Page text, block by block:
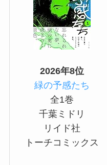
2026年8位
緑の予感たち
全1巻
千葉ミドリ
リイド社
トーチコミックス